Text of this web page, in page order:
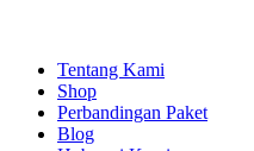
Tentang Kami
Shop
Perbandingan Paket
Blog